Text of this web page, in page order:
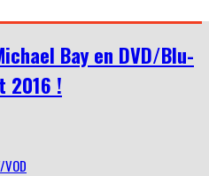
Bay en DVD/Blu-
2016 !